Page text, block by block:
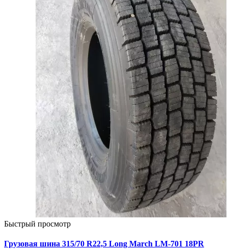
Быстрый просмотр
Грузовая шина 315/70 R22,5 Long March LM-701 18PR